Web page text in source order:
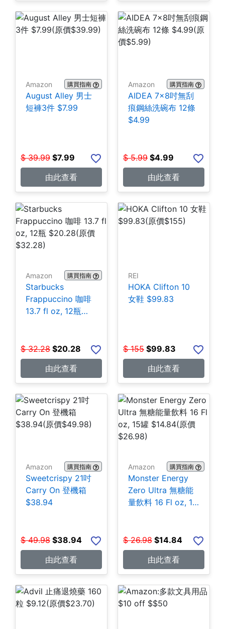
Amazon 購買指南
August Alley 男士
短褲3件 $7.99
$ 39.99 $7.99
由此查看
Amazon 購買指南
AIDEA 7×8吋無刮
痕鋼絲洗碗布 12條
$4.99
$ 5.99 $4.99
由此查看
Amazon 購買指南
Starbucks
Frappuccino 咖啡
13.7 fl oz, 12瓶
$ 32.28 $20.28
由此查看
REI
HOKA Clifton 10
女鞋 $99.83
$ 155 $99.83
由此查看
Amazon 購買指南
Sweetcrispy 21吋
Carry On 登機箱
$38.94
$ 49.98 $38.94
由此查看
Amazon 購買指南
Monster Energy
Zero Ultra 無糖能
量飲料 16 Fl oz, 15
$ 26.98 $14.84
由此查看